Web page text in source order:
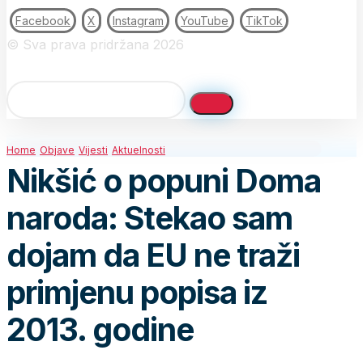
Facebook X Instagram YouTube TikTok
© Sva prava pridržana 2026
Home Objave Vijesti Aktuelnosti
Nikšić o popuni Doma
naroda: Stekao sam
dojam da EU ne traži
primjenu popisa iz
2013. godine